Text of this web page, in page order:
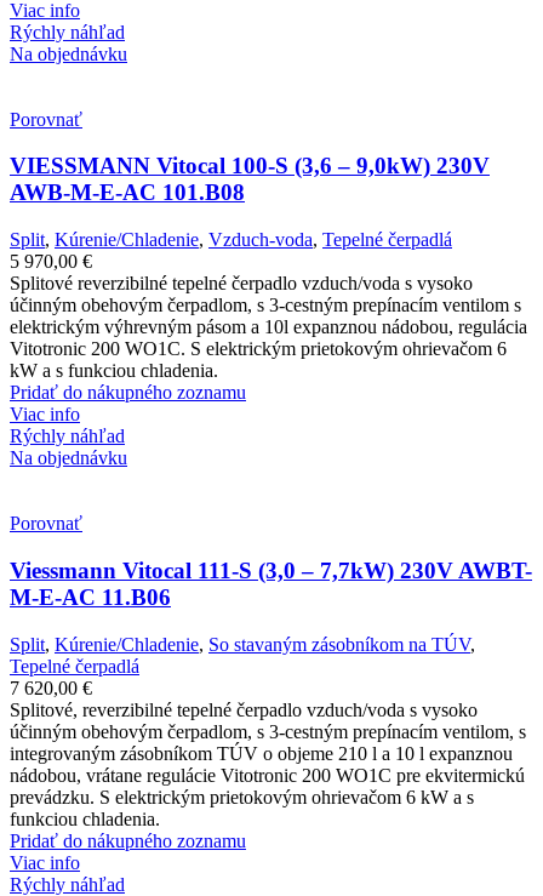
Viac info
Rýchly náhľad
Na objednávku
Porovnať
VIESSMANN Vitocal 100-S (3,6 – 9,0kW) 230V
AWB-M-E-AC 101.B08
Split, Kúrenie/Chladenie, Vzduch-voda, Tepelné čerpadlá
5 970,00 €
Splitové reverzibilné tepelné čerpadlo vzduch/voda s vysoko
účinným obehovým čerpadlom, s 3-cestným prepínacím ventilom s
elektrickým výhrevným pásom a 10l expanznou nádobou, regulácia
Vitotronic 200 WO1C. S elektrickým prietokovým ohrievačom 6
kW a s funkciou chladenia.
Pridať do nákupného zoznamu
Viac info
Rýchly náhľad
Na objednávku
Porovnať
Viessmann Vitocal 111-S (3,0 – 7,7kW) 230V AWBT-
M-E-AC 11.B06
Split, Kúrenie/Chladenie, So stavaným zásobníkom na TÚV,
Tepelné čerpadlá
7 620,00 €
Splitové, reverzibilné tepelné čerpadlo vzduch/voda s vysoko
účinným obehovým čerpadlom, s 3-cestným prepínacím ventilom, s
integrovaným zásobníkom TÚV o objeme 210 l a 10 l expanznou
nádobou, vrátane regulácie Vitotronic 200 WO1C pre ekvitermickú
prevádzku. S elektrickým prietokovým ohrievačom 6 kW a s
funkciou chladenia.
Pridať do nákupného zoznamu
Viac info
Rýchly náhľad